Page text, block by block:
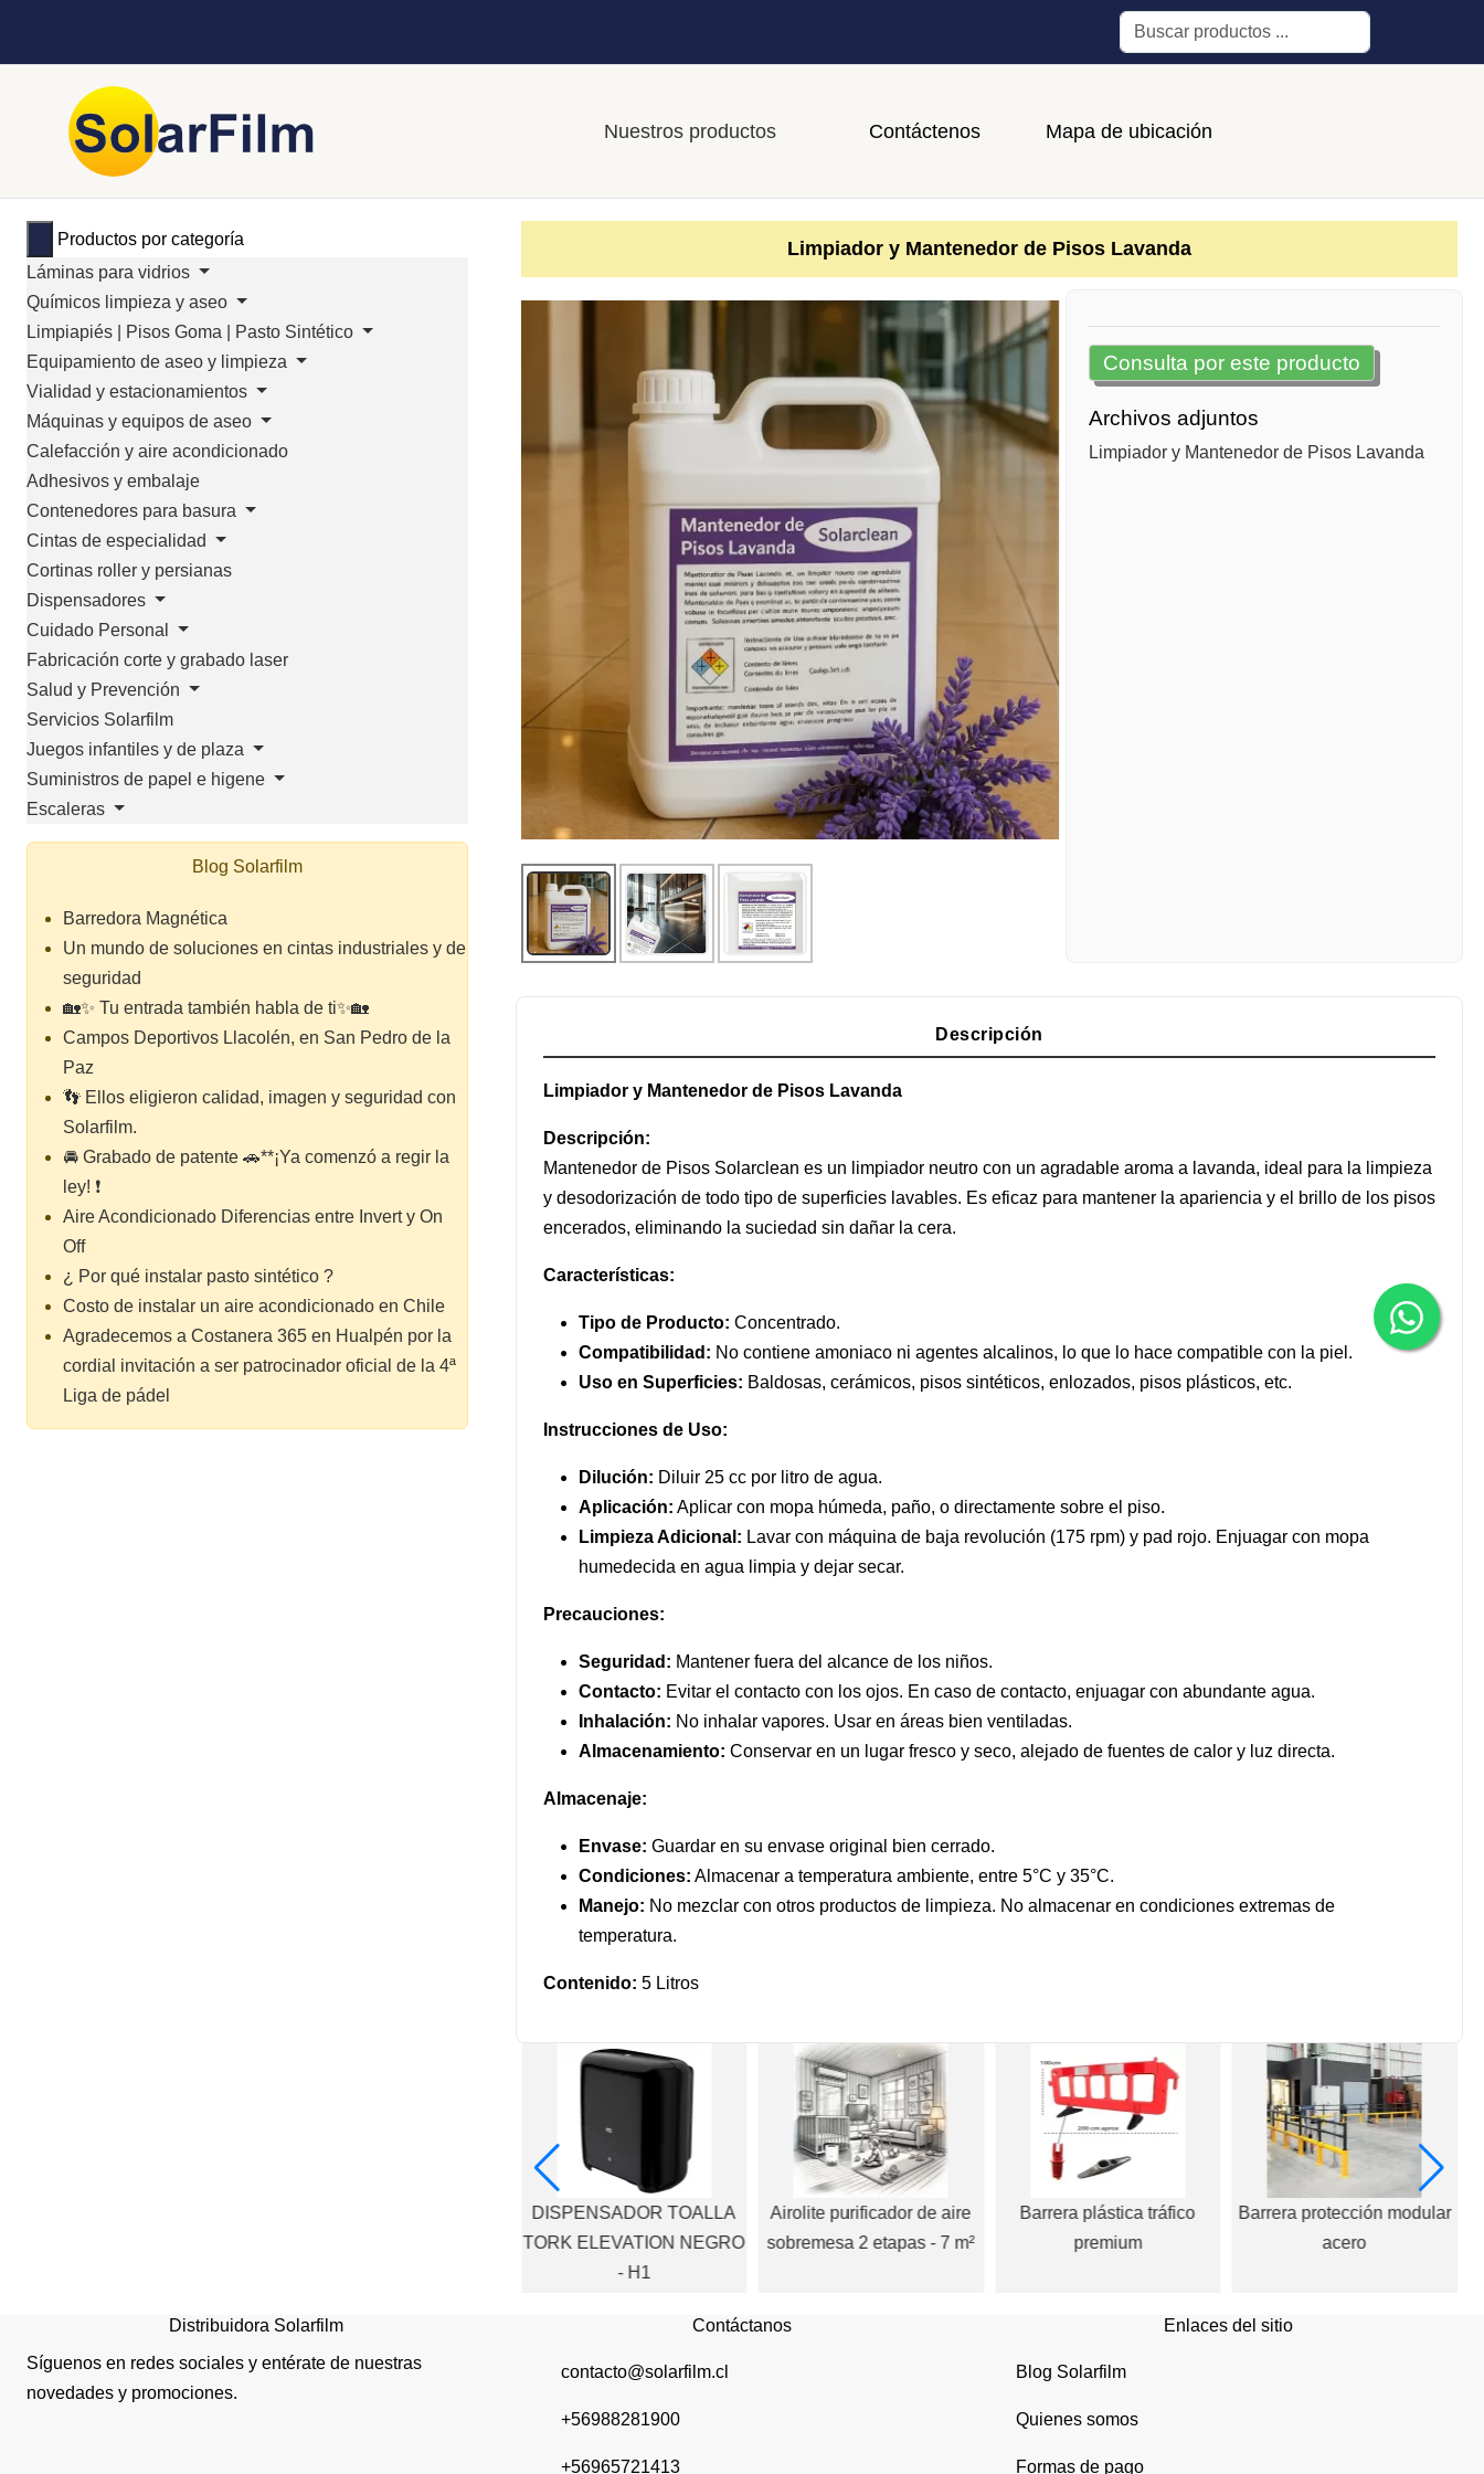
Buscar
Nuestros productos Contáctenos Mapa de ubicación
Productos por categoría
Láminas para vidrios
Químicos limpieza y aseo
Limpiapiés | Pisos Goma | Pasto Sintético
Equipamiento de aseo y limpieza
Vialidad y estacionamientos
Máquinas y equipos de aseo
Calefacción y aire acondicionado
Adhesivos y embalaje
Contenedores para basura
Cintas de especialidad
Cortinas roller y persianas
Dispensadores
Cuidado Personal
Fabricación corte y grabado laser
Salud y Prevención
Servicios Solarfilm
Juegos infantiles y de plaza
Suministros de papel e higene
Escaleras
Blog Solarfilm
Barredora Magnética
Un mundo de soluciones en cintas industriales y de
seguridad
🏡✨ Tu entrada también habla de ti✨🏡
Campos Deportivos Llacolén, en San Pedro de la
Paz
👣 Ellos eligieron calidad, imagen y seguridad con
Solarfilm.
🚘 Grabado de patente 🚗**¡Ya comenzó a regir la
ley! ❗
Aire Acondicionado Diferencias entre Invert y On
Off
¿ Por qué instalar pasto sintético ?
Costo de instalar un aire acondicionado en Chile
Agradecemos a Costanera 365 en Hualpén por la
cordial invitación a ser patrocinador oficial de la 4ª
Liga de pádel
Limpiador y Mantenedor de Pisos Lavanda
Consulta por este producto
Archivos adjuntos
Limpiador y Mantenedor de Pisos Lavanda
Descripción
Limpiador y Mantenedor de Pisos Lavanda
Descripción:
Mantenedor de Pisos Solarclean es un limpiador neutro con un agradable aroma a lavanda, ideal para la limpieza
y desodorización de todo tipo de superficies lavables. Es eficaz para mantener la apariencia y el brillo de los pisos
encerados, eliminando la suciedad sin dañar la cera.
Características:
Tipo de Producto: Concentrado.
Compatibilidad: No contiene amoniaco ni agentes alcalinos, lo que lo hace compatible con la piel.
Uso en Superficies: Baldosas, cerámicos, pisos sintéticos, enlozados, pisos plásticos, etc.
Instrucciones de Uso:
Dilución: Diluir 25 cc por litro de agua.
Aplicación: Aplicar con mopa húmeda, paño, o directamente sobre el piso.
Limpieza Adicional: Lavar con máquina de baja revolución (175 rpm) y pad rojo. Enjuagar con mopa
humedecida en agua limpia y dejar secar.
Precauciones:
Seguridad: Mantener fuera del alcance de los niños.
Contacto: Evitar el contacto con los ojos. En caso de contacto, enjuagar con abundante agua.
Inhalación: No inhalar vapores. Usar en áreas bien ventiladas.
Almacenamiento: Conservar en un lugar fresco y seco, alejado de fuentes de calor y luz directa.
Almacenaje:
Envase: Guardar en su envase original bien cerrado.
Condiciones: Almacenar a temperatura ambiente, entre 5°C y 35°C.
Manejo: No mezclar con otros productos de limpieza. No almacenar en condiciones extremas de
temperatura.
Contenido: 5 Litros
DISPENSADOR TOALLA
TORK ELEVATION NEGRO
- H1
Airolite purificador de aire
sobremesa 2 etapas - 7 m²
Barrera plástica tráfico
premium
Barrera protección modular
acero
Distribuidora Solarfilm
Síguenos en redes sociales y entérate de nuestras
novedades y promociones.
Contáctanos
contacto@solarfilm.cl
+56988281900
+56965721413
Enlaces del sitio
Blog Solarfilm
Quienes somos
Formas de pago